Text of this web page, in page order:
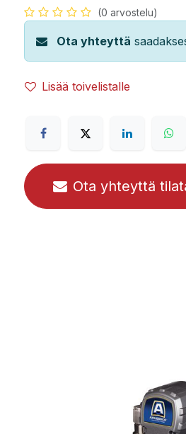
(0 arvostelu)
Ota yhteyttä
Lisää toivelistalle
Ota yhteyttä